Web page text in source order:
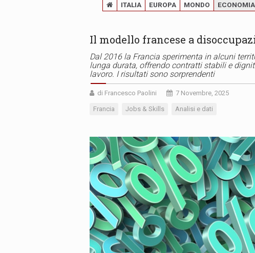
ITALIA EUROPA MONDO ECONOMIA
Il modello francese a
Dal 2016 la Francia sperimenta in alcuni
lunga durata, offrendo contratti stabili e
lavoro. I risultati sono sorprendenti
di Francesco Paolini 7 Novembre, 2025
Francia Jobs & Skills Analisi e dati